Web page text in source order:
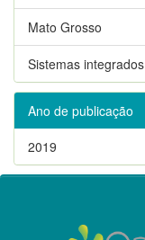
Mato Grosso
Sistemas integrados
Ano de publicação
2019